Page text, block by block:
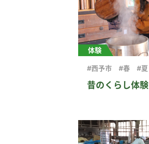
体験
昔のくらし体験
#西予市 #春 #夏